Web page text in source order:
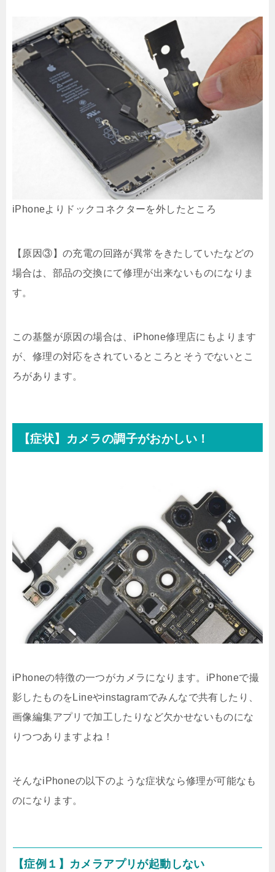
iPhoneよりドックコネクターを外したところ
【原因③】の充電の回路が異常をきたしていたなどの
場合は、部品の交換にて修理が出来ないものになりま
す。
この基盤が原因の場合は、iPhone修理店にもよります
が、修理の対応をされているところとそうでないとこ
ろがあります。
【症状】カメラの調子がおかしい！
iPhoneの特徴の一つがカメラになります。iPhoneで撮
影したものをLineやinstagramでみんなで共有したり、
画像編集アプリで加工したりなど欠かせないものにな
りつつありますよね！
そんなiPhoneの以下のような症状なら修理が可能なも
のになります。
【症例１】カメラアプリが起動しない